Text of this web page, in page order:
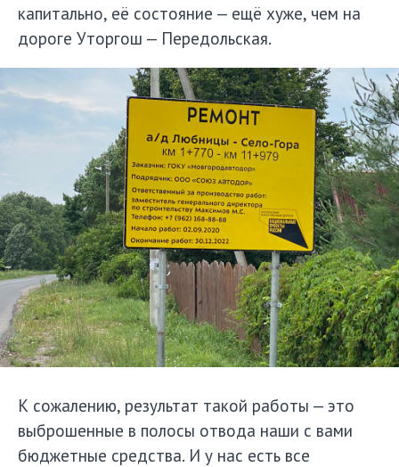
капитально, её состояние — ещё хуже, чем на
дороге Уторгош — Передольская.
К сожалению, результат такой работы — это
выброшенные в полосы отвода наши с вами
бюджетные средства. И у нас есть все